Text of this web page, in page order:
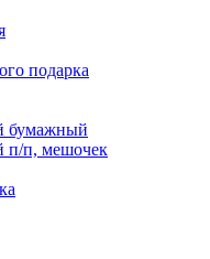
подарка
бумажный
п/п, мешочек